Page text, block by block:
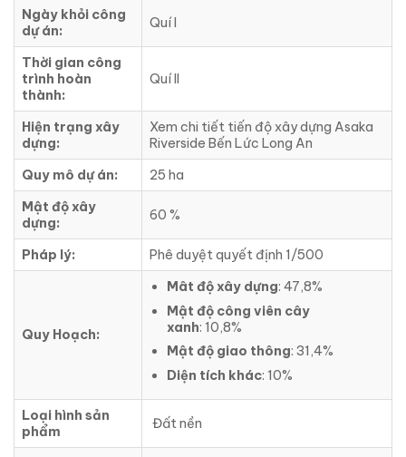
Ngày khỏi công
dự án:
Quí I
Thời gian công
trình hoàn
thành:
Quí II
Hiện trạng xây
dựng:
Xem chi tiết tiến độ xây dựng Asaka
Riverside Bến Lức Long An
Quy mô dự án:
25 ha
Mật độ xây
dựng:
60 %
Pháp lý: Phê duyệt quyết định 1/500
Quy Hoạch:
Mât độ xây dựng: 47,8%
Mật độ công viên cây
xanh: 10,8%
Mật độ giao thông: 31,4%
Diện tích khác: 10%
Loại hình sản
phẩm
Đất nền